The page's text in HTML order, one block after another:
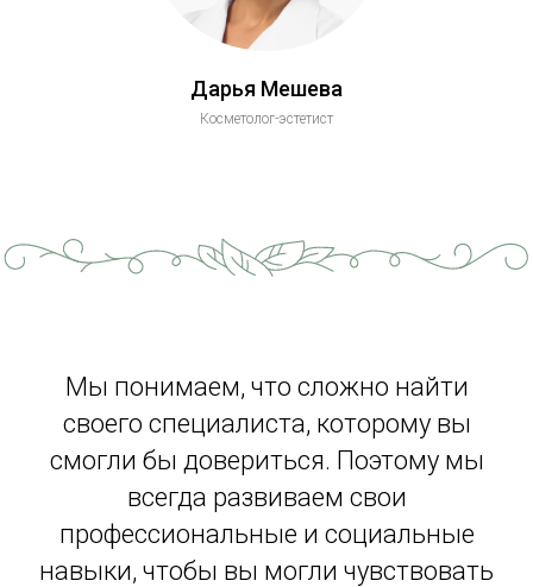
Дарья Мешева
Косметолог-эстетист
Мы понимаем, что сложно найти
своего специалиста, которому вы
смогли бы довериться. Поэтому мы
всегда развиваем свои
профессиональные и социальные
навыки, чтобы вы могли чувствовать